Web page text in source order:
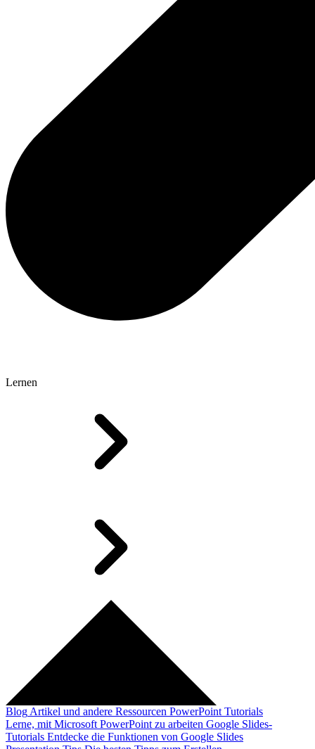
Lernen
Blog Artikel und andere Ressourcen PowerPoint Tutorials
Lerne, mit Microsoft PowerPoint zu arbeiten Google Slides-
Tutorials Entdecke die Funktionen von Google Slides